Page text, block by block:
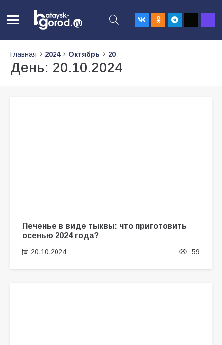
Главная 2024 Октябрь 20
День: 20.10.2024
Печенье в виде тыквы: что приготовить
осенью 2024 года?
20.10.2024 59